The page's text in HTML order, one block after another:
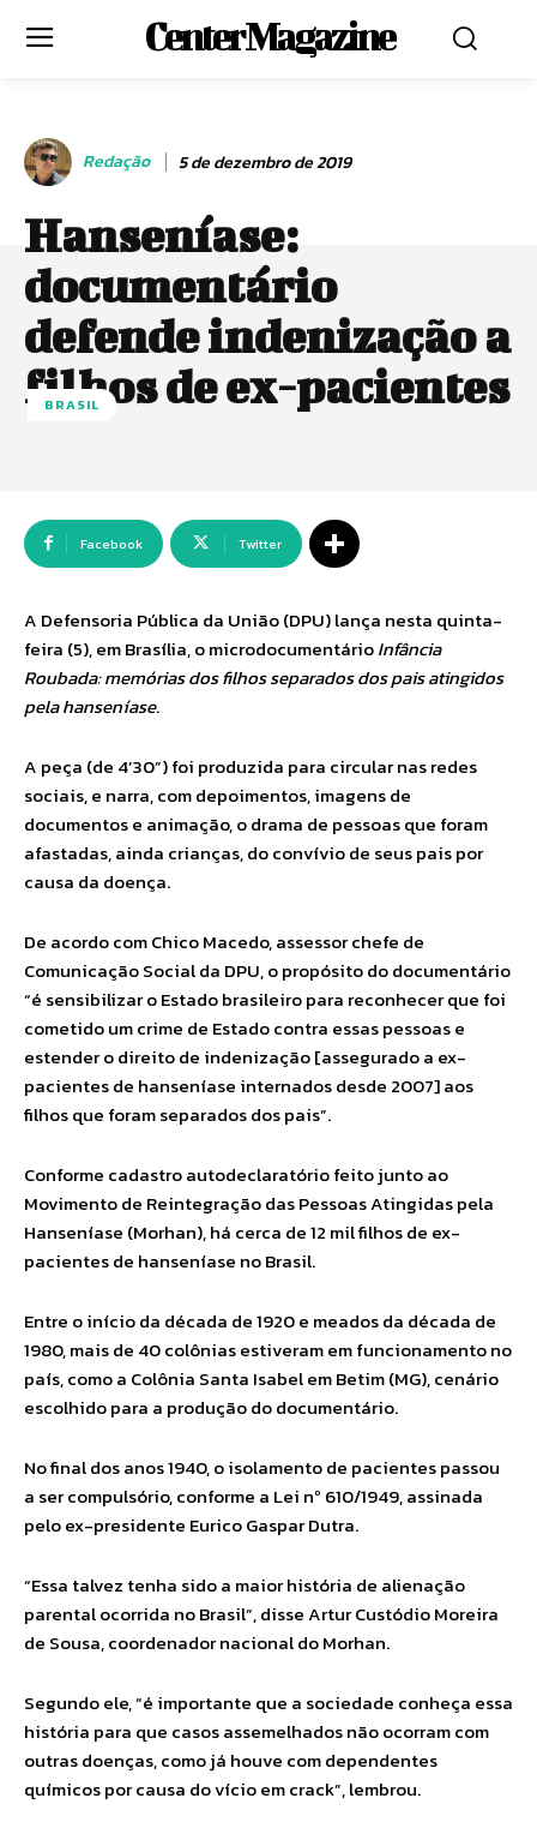
Center Magazine
Redação 5 de dezembro de 2019
Hanseníase:
documentário
defende indenização a
filhos de ex-pacientes
BRASIL
Facebook Twitter
A Defensoria Pública da União (DPU) lança nesta quinta-
feira (5), em Brasília, o microdocumentárioInfância
Roubada: memórias dos filhos separados dos pais atingidos
pela hanseníase.
A peça (de 4’30”) foi produzida para circular nas redes
sociais, e narra, com depoimentos, imagens de
documentos e animação, o drama de pessoas que foram
afastadas, ainda crianças, do convívio de seus pais por
causa da doença.
De acordo com Chico Macedo, assessor chefe de
Comunicação Social da DPU, o propósito do documentário
“é sensibilizar o Estado brasileiro para reconhecer que foi
cometido um crime de Estado contra essas pessoas e
estender o direito de indenização [assegurado a ex-
pacientes de hanseníase internados desde 2007] aos
filhos que foram separados dos pais”.
Conforme cadastro autodeclaratório feito junto ao
Movimento de Reintegração das Pessoas Atingidas pela
Hanseníase (Morhan), há cerca de 12 mil filhos de ex-
pacientes de hanseníase no Brasil.
Entre o início da década de 1920 e meados da década de
1980, mais de 40 colônias estiveram em funcionamento no
país, como a Colônia Santa Isabel em Betim (MG), cenário
escolhido para a produção do documentário.
No final dos anos 1940, o isolamento de pacientes passou
a ser compulsório, conforme a Lei nº 610/1949, assinada
pelo ex-presidente Eurico Gaspar Dutra.
“Essa talvez tenha sido a maior história de alienação
parental ocorrida no Brasil”, disse Artur Custódio Moreira
de Sousa, coordenador nacional do Morhan.
Segundo ele, “é importante que a sociedade conheça essa
história para que casos assemelhados não ocorram com
outras doenças, como já houve com dependentes
químicos por causa do vício em crack”, lembrou.